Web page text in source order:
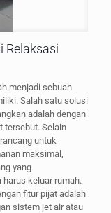
Relaksasi
menjadi sebuah
Salah satu solusi
adalah dengan
tersebut. Selain
untuk
maksimal,
yang
keluar rumah.
fitur pijat adalah
sistem jet air atau